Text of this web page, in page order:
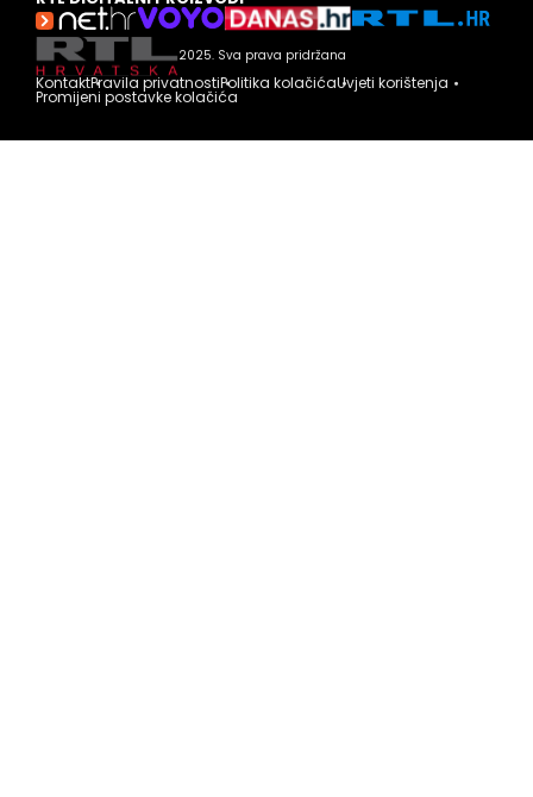
2025. Sva prava pridržana
KontaktPravila privatnostiPolitika kolačićaUvjeti korištenja
Promijeni postavke kolačića